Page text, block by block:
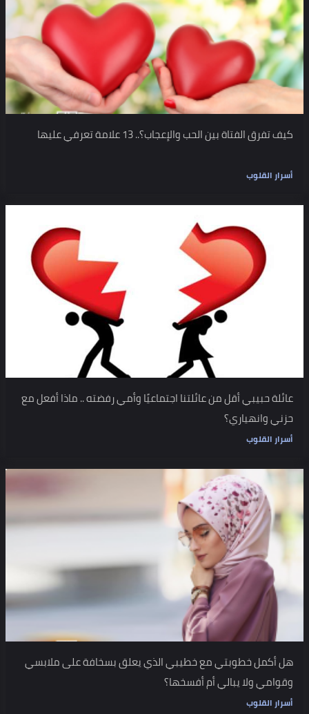
كيف تفرق الفتاة بين الحب والإعجاب؟.. 13 علامة تعرفي عليها
أسرار القلوب
عائلة حبيبي أقل من عائلتنا اجتماعيًا وأمي رفضته .. ماذا أفعل مع
حزني وانهياري؟
أسرار القلوب
هل أكمل خطوبتي مع خطيبي الذي يعلق بسخافة على ملابسي
وقوامي ولا يبالي أم أفسخها؟
أسرار القلوب